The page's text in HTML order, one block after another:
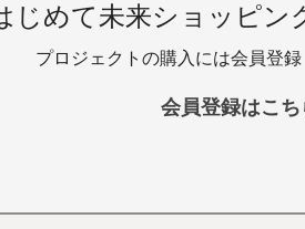
じめて未来ショッピン
プロジェクトの購入には会員登
会員登録はこち